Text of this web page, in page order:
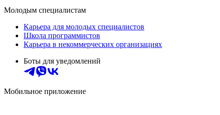
Молодым специалистам
Карьера для молодых специалистов
Школа программистов
Карьера в некоммерческих организациях
Боты для уведомлений
Мобильное приложение